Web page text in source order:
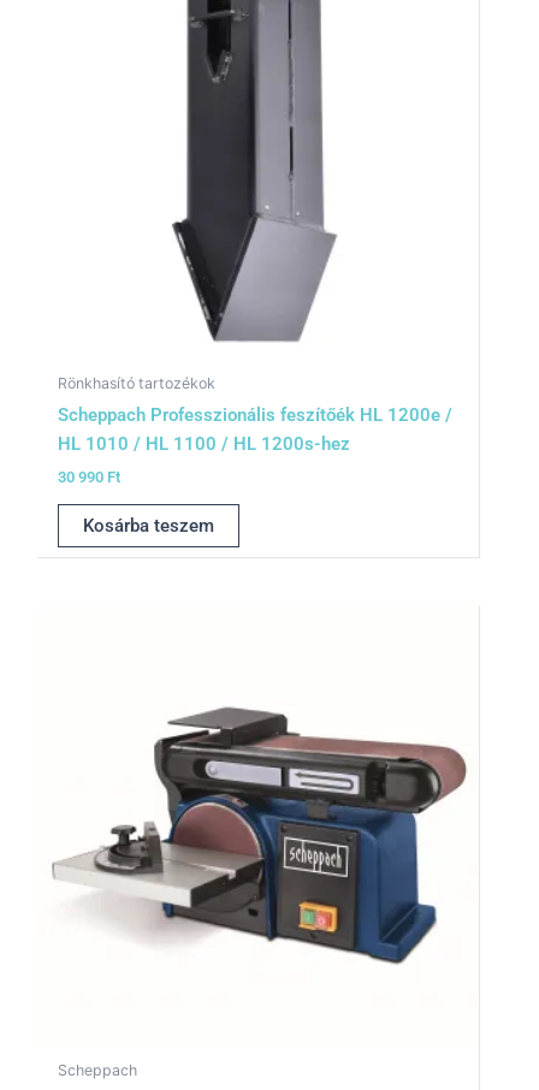
Rönkhasító tartozékok
Scheppach Professzionális feszítőék HL 1200e /
HL 1010 / HL 1100 / HL 1200s-hez
30 990 Ft
Kosárba teszem
Scheppach